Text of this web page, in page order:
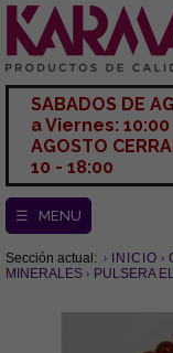
SABADOS DE
a Viernes: 10:00
AGOSTO
10 - 18:00
☰ MENU
Sección actual: INICIO
MINERALES
PULSERA